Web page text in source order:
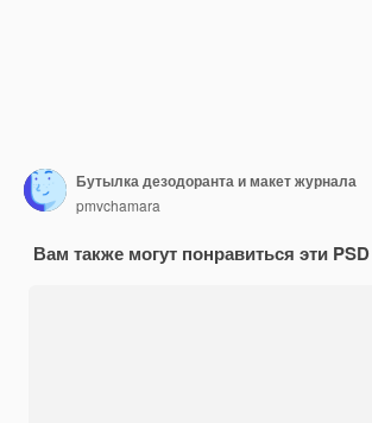
Бутылка дезодоранта и макет журнала
pmvchamara
Вам также могут понравиться эти PSD